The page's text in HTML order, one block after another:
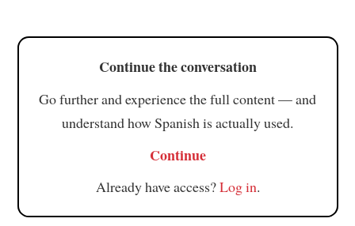
Continue the conversation
Go further and experience the full content — and
understand how Spanish is actually used.
Continue
Already have access?Log in.